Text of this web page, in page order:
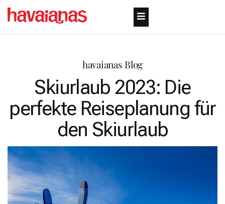
havaianas Blog
Skiurlaub 2023: Die
perfekte Reiseplanung für
den Skiurlaub